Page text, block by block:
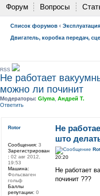
Форум Вопросы
Список форумов ‹
Двигатель, коробка передач,
RSS
Не работает
можно ли починит
Модераторы: Glyma Андрей Т.
Ответить
Не
што
20:20
Не работает
починит ???
Rotor
Сообщения: 3
Зарегистрирован
: 02 авг 2012,
19:53
Машина:
Фольсваген
гольф
Баллы
репутации: 0